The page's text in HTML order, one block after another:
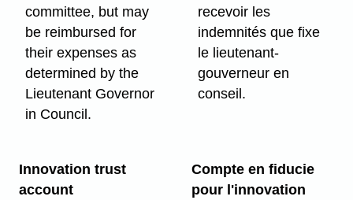
committee, but may
be reimbursed for
their expenses as
determined by the
Lieutenant Governor
in Council.
recevoir les
indemnités que fixe
le lieutenant-
gouverneur en
conseil.
Innovation trust
account
Compte en fiducie
pour l'innovation